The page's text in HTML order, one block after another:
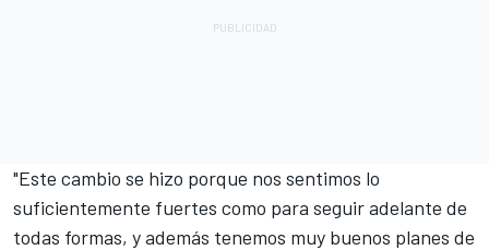
"Este cambio se hizo porque nos sentimos lo
suficientemente fuertes como para seguir adelante de
todas formas, y además tenemos muy buenos planes de